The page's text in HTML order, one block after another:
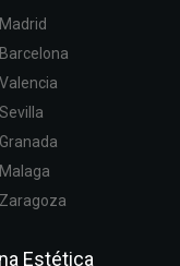
Estética